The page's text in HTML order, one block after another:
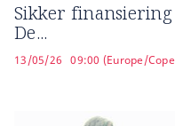
Sikker
De...
13/05/26 09:00 (Europe/